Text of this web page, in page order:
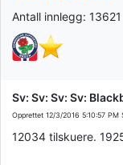
Antall innlegg: 13621
Sv: Sv: Sv: Sv:
Opprettet 12/3/2016 5:10:57 PM
12034 tilskuere.